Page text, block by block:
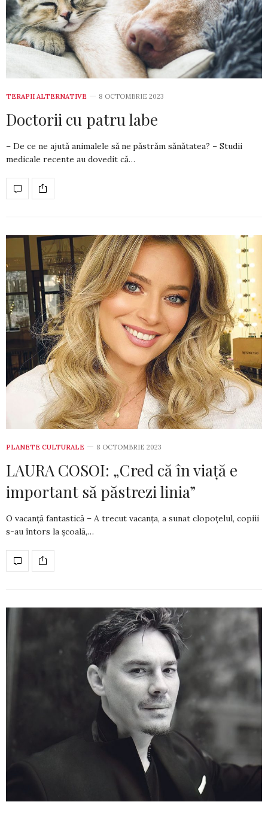
TERAPII ALTERNATIVE 8 OCTOMBRIE 2023
Doctorii cu patru labe
– De ce ne ajută animalele să ne păstrăm sănătatea? – Studii
medicale recente au dovedit că…
PLANETE CULTURALE 8 OCTOMBRIE 2023
LAURA COSOI: „Cred că în viață e
important să păstrezi linia”
O vacanță fantastică – A trecut vacanţa, a sunat clopoţelul, copiii
s-au întors la şcoală,…